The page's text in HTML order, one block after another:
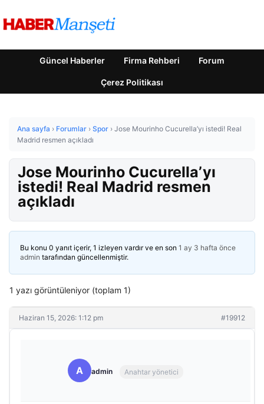
Güncel Haberler Firma Rehberi Forum
Çerez Politikası
Ana sayfa › Forumlar › Spor › Jose Mourinho Cucurella’yı istedi! Real
Madrid resmen açıkladı
Jose Mourinho Cucurella’yı
istedi! Real Madrid resmen
açıkladı
Bu konu 0 yanıt içerir, 1 izleyen vardır ve en son 1 ay 3 hafta önce
admin tarafından güncellenmiştir.
1 yazı görüntüleniyor (toplam 1)
Haziran 15, 2026: 1:12 pm #19912
A admin Anahtar yönetici